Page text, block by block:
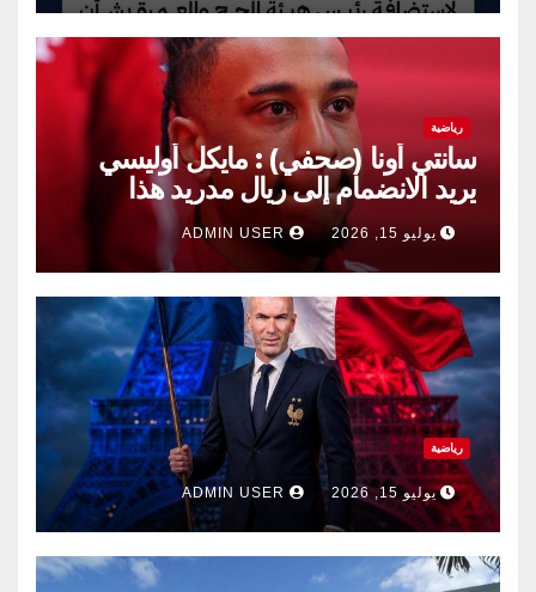
رياضية
سانتي أونا (صحفي) : مايكل أوليسي
يريد الانضمام إلى ريال مدريد هذا
الصيف.
يوليو 15, 2026 ADMIN USER
رياضية
يوليو 15, 2026